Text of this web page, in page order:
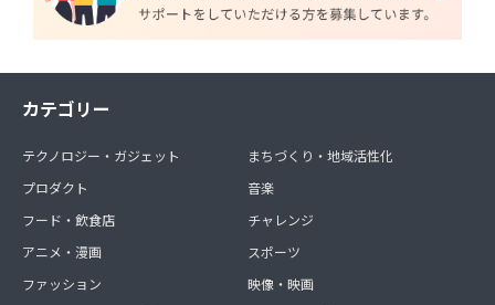
カテゴリー
テクノロジー・ガジェット
プロダクト
フード・飲食店
アニメ・漫画
ファッション
まちづくり・地域活性化
音楽
チャレンジ
スポーツ
映像・映画